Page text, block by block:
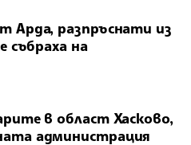
Арда, разпръснати из
събраха на
в област Хасково,
администрация